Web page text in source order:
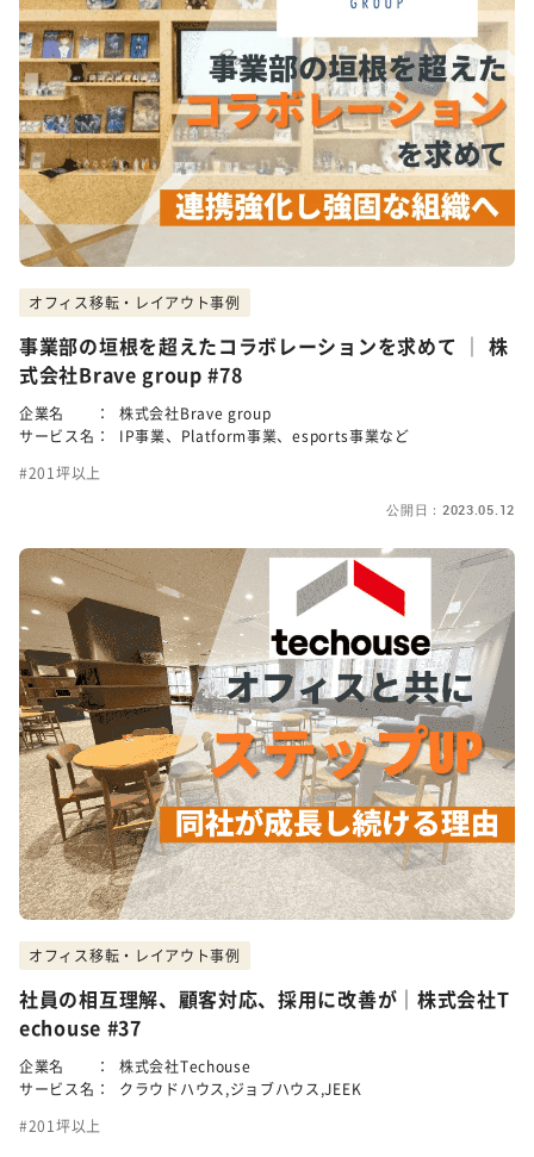
オフィス移転・レイアウト事例
事業部の垣根を超えたコラボレーションを求めて │ 株
式会社Brave group #78
企業名 ：
株式会社Brave group
サービス名：
IP事業、Platform事業、esports事業など
201坪以上
公開日：2023.05.12
オフィス移転・レイアウト事例
社員の相互理解、顧客対応、採用に改善が｜株式会社T
echouse #37
企業名 ：
株式会社Techouse
サービス名：
クラウドハウス,ジョブハウス,JEEK
201坪以上